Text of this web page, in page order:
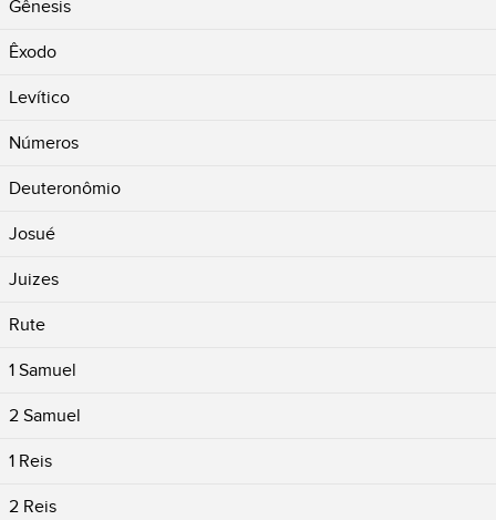
Gênesis
Êxodo
Levítico
Números
Deuteronômio
Josué
Juizes
Rute
1 Samuel
2 Samuel
1 Reis
2 Reis